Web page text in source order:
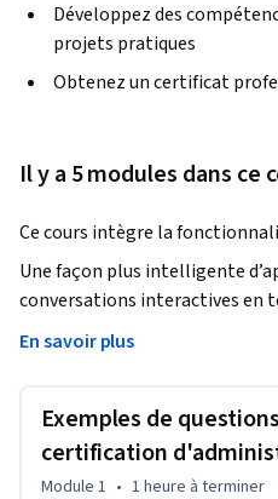
Développez des
projets pratiques
Obtenez un certificat
Il y a 5 modules dans ce
Ce cours intègre la
Une façon plus intelligente
conversations interactives en
tester vos connaissances, à
reçues et à approfondir votre
Dans ce cours complet, vous
subtilités de la gestion des
autorisations au sein de
En savoir plus
Exemples de
certification
Module 1 • 1 heure à terminer